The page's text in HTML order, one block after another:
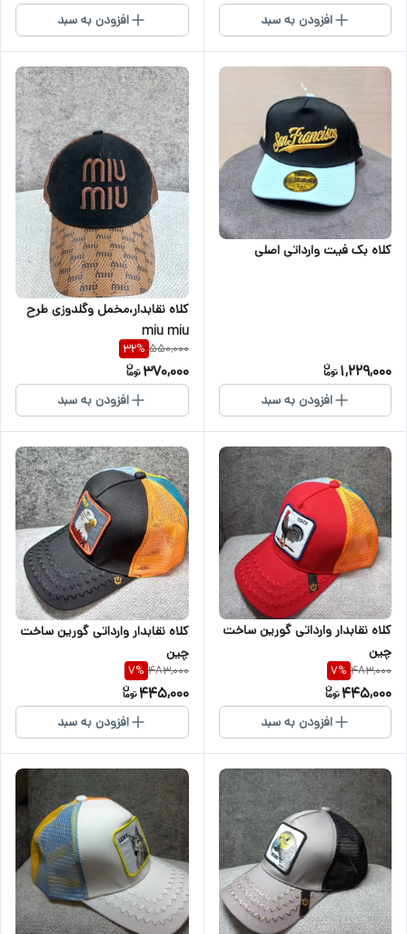
افزودن به سبد افزودن به سبد
کلاه بک فیت وارداتی اصلی
1,229,000
افزودن به سبد
کلاه نقابدار،مخمل وگلدوزی طرح
miu miu
550,000
32%
370,000
افزودن به سبد
کلاه نقابدار وارداتی گورین ساخت
چین
483,000
7%
445,000
افزودن به سبد
کلاه نقابدار وارداتی گورین ساخت
چین
483,000
7%
445,000
افزودن به سبد